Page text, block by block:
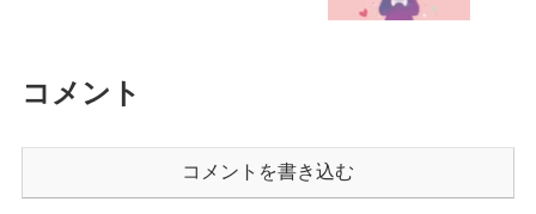
コメント
コメントを書き込む